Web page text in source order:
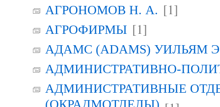
АГРОНОМОВ Н. А. [1]
АГРОФИРМЫ [1]
АДАМС (ADAMS) УИЛЬЯМ
АДМИНИСТРАТИВНО-
АДМИНИСТРАТИВНЫЕ